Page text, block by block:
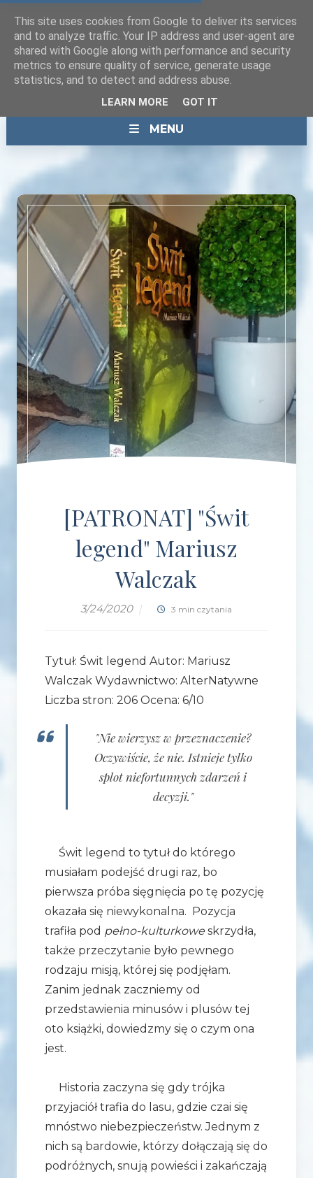
MENU
[PATRONAT] "Świt
legend" Mariusz
Walczak
3/24/2020 | 3 min czytania
Tytuł: Świt legend Autor: Mariusz
Walczak Wydawnictwo: AlterNatywne
Liczba stron: 206 Ocena: 6/10
"Nie wierzysz w przeznaczenie?
Oczywiście, że nie. Istnieje tylko
splot niefortunnych zdarzeń i
decyzji."
Świt legend to tytuł do którego
musiałam podejść drugi raz, bo
pierwsza próba sięgnięcia po tę pozycję
okazała się niewykonalna. Pozycja
trafiła pod pełno-kulturkoweskrzydła,
także przeczytanie było pewnego
rodzaju misją, której się podjęłam.
Zanim jednak zaczniemy od
przedstawienia minusów i plusów tej
oto książki, dowiedzmy się o czym ona
jest.
Historia zaczyna się gdy trójka
przyjaciół trafia do lasu, gdzie czai się
mnóstwo niebezpieczeństw. Jednym z
nich są bardowie, którzy dołączają się do
podróżnych, snują powieści i zakańczają
This site uses cookies from Google to deliver its services
and to analyze traffic. Your IP address and user-agent are
shared with Google along with performance and security
metrics to ensure quality of service, generate usage
statistics, and to detect and address abuse.
LEARN MORE GOT IT